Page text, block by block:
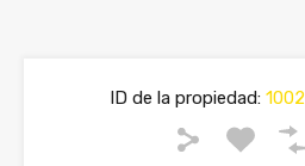
ID de la propiedad:1002